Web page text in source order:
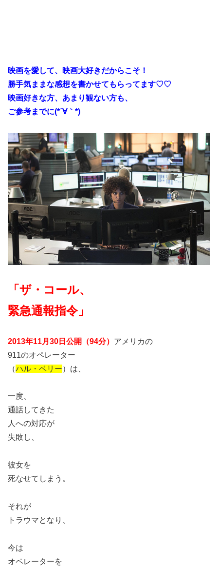
映画を愛して、映画大好きだからこそ！
勝手気ままな感想を書かせてもらってます♡♡
映画好きな方、あまり観ない方も、
ご参考までに(*´∀｀*)
「ザ・コール、
緊急通報指令」
2013年11月30日公開（94分） アメリカの
911のオペレーター
（ハル・ベリー）は、
一度、
通話してきた
人への対応が
失敗し、
彼女を
死なせてしまう。
それが
トラウマとなり、
今は
オペレーターを